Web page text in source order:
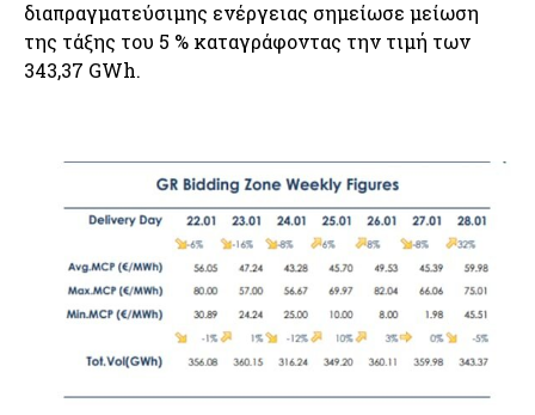
διαπραγματεύσιμης ενέργειας σημείωσε μείωση
της τάξης του 5 % καταγράφοντας την τιμή των
343,37 GWh.